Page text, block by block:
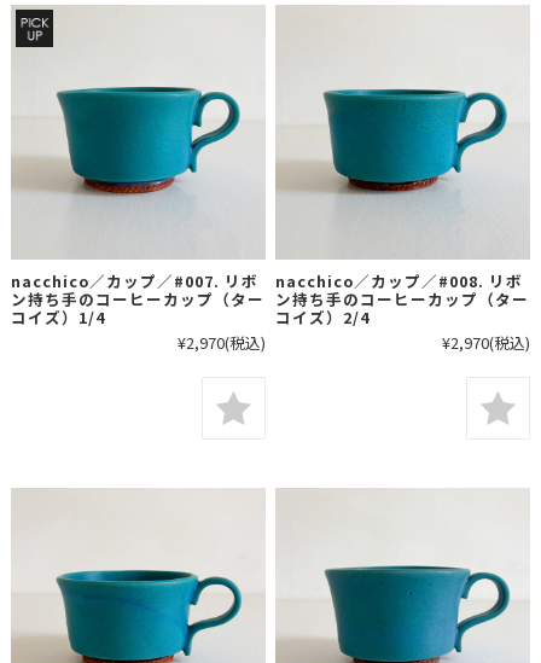
nacchico／カップ／#007. リボ
ン持ち手のコーヒーカップ（ター
コイズ）1/4
¥2,970(税込)
nacchico／カップ／#008. リボ
ン持ち手のコーヒーカップ（ター
コイズ）2/4
¥2,970(税込)